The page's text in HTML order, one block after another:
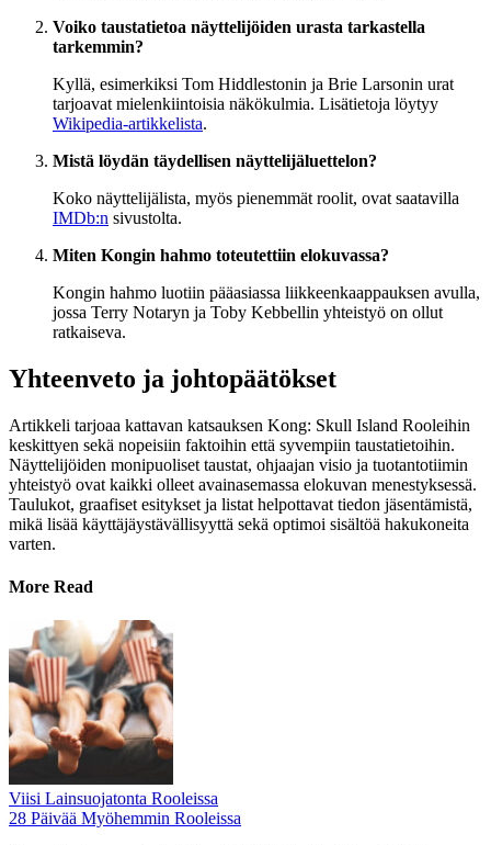
Voiko taustatietoa näyttelijöiden urasta tarkastella
tarkemmin?
Kyllä, esimerkiksi Tom Hiddlestonin ja Brie Larsonin urat
tarjoavat mielenkiintoisia näkökulmia. Lisätietoja löytyy
Wikipedia-artikkelista.
Mistä löydän täydellisen näyttelijäluettelon?
Koko näyttelijälista, myös pienemmät roolit, ovat saatavilla
IMDb:n sivustolta.
Miten Kongin hahmo toteutettiin elokuvassa?
Kongin hahmo luotiin pääasiassa liikkeenkaappauksen avulla,
jossa Terry Notaryn ja Toby Kebbellin yhteistyö on ollut
ratkaiseva.
Yhteenveto ja johtopäätökset
Artikkeli tarjoaa kattavan katsauksen Kong: Skull Island Rooleihin
keskittyen sekä nopeisiin faktoihin että syvempiin taustatietoihin.
Näyttelijöiden monipuoliset taustat, ohjaajan visio ja tuotantotiimin
yhteistyö ovat kaikki olleet avainasemassa elokuvan menestyksessä.
Taulukot, graafiset esitykset ja listat helpottavat tiedon jäsentämistä,
mikä lisää käyttäjäystävällisyyttä sekä optimoi sisältöä hakukoneita
varten.
More Read
Viisi Lainsuojatonta Rooleissa
28 Päivää Myöhemmin Rooleissa